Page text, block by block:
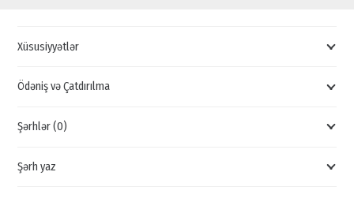
SATIŞI
Xüsusiyyətlər
Ödəniş və Çatdırılma
Şərhlər (0)
Şərh yaz